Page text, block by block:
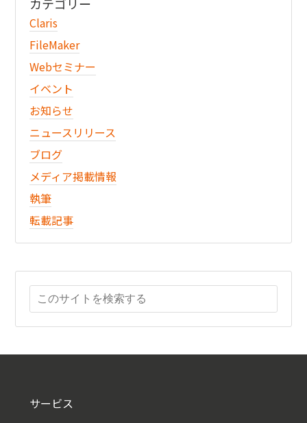
Claris
FileMaker
Webセミナー
イベント
お知らせ
ニュースリリース
ブログ
メディア掲載情報
執筆
転載記事
サービス